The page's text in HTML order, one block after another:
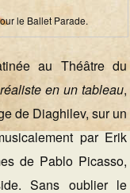
le Ballet Parade.
au Théâtre du
en un tableau,
de Diaghilev, sur un
par Erik
de Pablo Picasso,
Sans oublier le